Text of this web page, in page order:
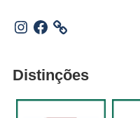
Instagram
Facebook
Distinções